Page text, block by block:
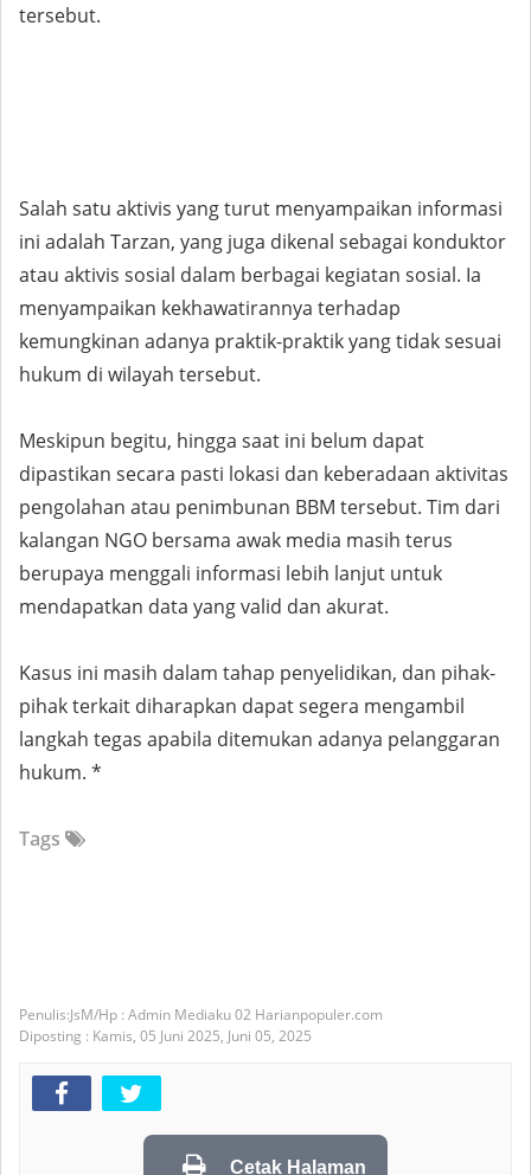
tersebut.
Salah satu aktivis yang turut menyampaikan informasi
ini adalah Tarzan, yang juga dikenal sebagai konduktor
atau aktivis sosial dalam berbagai kegiatan sosial. Ia
menyampaikan kekhawatirannya terhadap
kemungkinan adanya praktik-praktik yang tidak sesuai
hukum di wilayah tersebut.
Meskipun begitu, hingga saat ini belum dapat
dipastikan secara pasti lokasi dan keberadaan aktivitas
pengolahan atau penimbunan BBM tersebut. Tim dari
kalangan NGO bersama awak media masih terus
berupaya menggali informasi lebih lanjut untuk
mendapatkan data yang valid dan akurat.
Kasus ini masih dalam tahap penyelidikan, dan pihak-
pihak terkait diharapkan dapat segera mengambil
langkah tegas apabila ditemukan adanya pelanggaran
hukum. *
Tags
JsM/Hp : Admin Mediaku 02 Harianpopuler.com
Diposting : Kamis, 05 Juni 2025, Juni 05, 2025
Cetak Halaman